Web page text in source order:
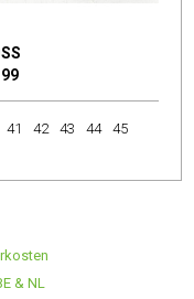
41 42 43 44 45
& NL